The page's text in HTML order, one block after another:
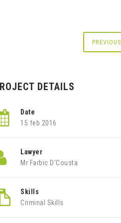
PREVIOUS
DETAILS
Date
15 feb 2016
Lawyer
Mr Farbic D'Cousta
Skills
Criminal Skills